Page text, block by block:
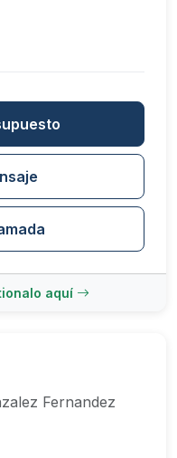
aquí
Fernandez